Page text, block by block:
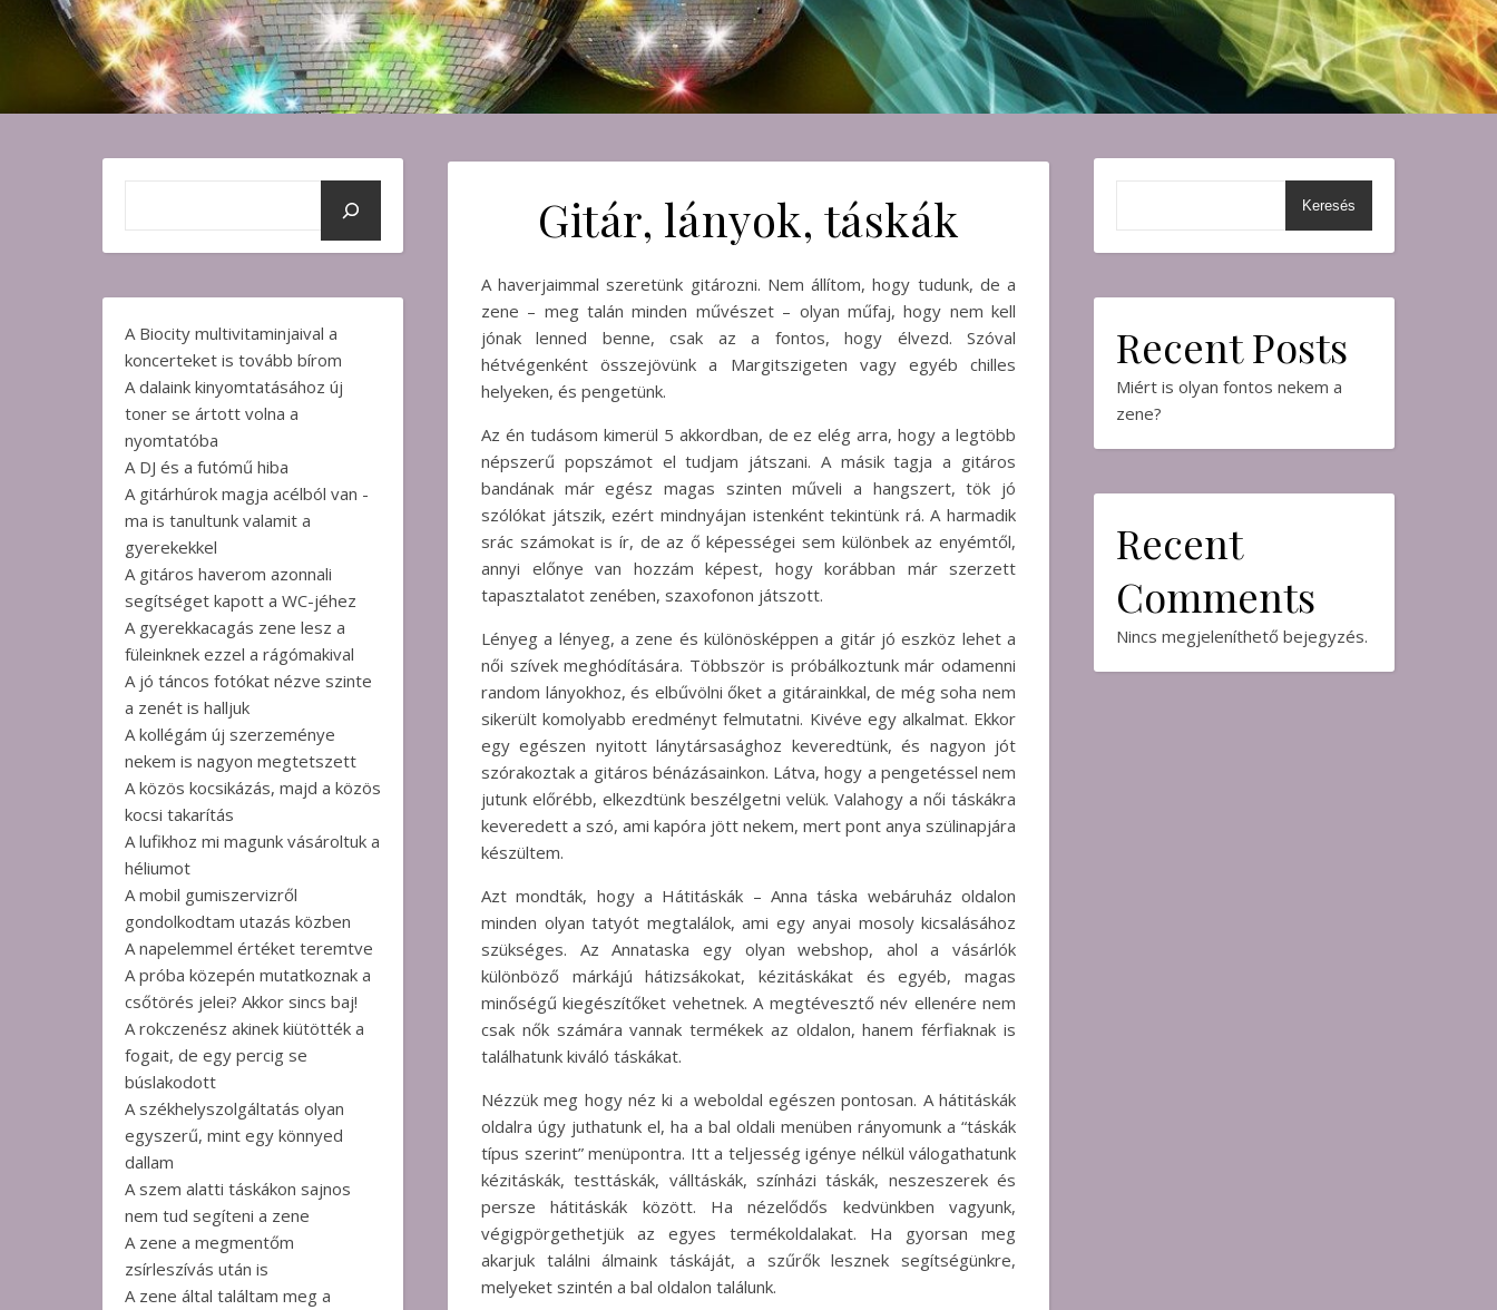
A Biocity multivitaminjaival a
koncerteket is tovább bírom
A dalaink kinyomtatásához új
toner se ártott volna a
nyomtatóba
A DJ és a futómű hiba
A gitárhúrok magja acélból van -
ma is tanultunk valamit a
gyerekekkel
A gitáros haverom azonnali
segítséget kapott a WC-jéhez
A gyerekkacagás zene lesz a
füleinknek ezzel a rágómakival
A jó táncos fotókat nézve szinte
a zenét is halljuk
A kollégám új szerzeménye
nekem is nagyon megtetszett
A közös kocsikázás, majd a közös
kocsi takarítás
A lufikhoz mi magunk vásároltuk a
héliumot
A mobil gumiszervizről
gondolkodtam utazás közben
A napelemmel értéket teremtve
A próba közepén mutatkoznak a
csőtörés jelei? Akkor sincs baj!
A rokczenész akinek kiütötték a
fogait, de egy percig se
búslakodott
A székhelyszolgáltatás olyan
egyszerű, mint egy könnyed
dallam
A szem alatti táskákon sajnos
nem tud segíteni a zene
A zene a megmentőm
zsírleszívás után is
A zene által találtam meg a
Gitár, lányok, táskák
A haverjaimmal szeretünk gitározni. Nem állítom, hogy tudunk, de a
zene – meg talán minden művészet – olyan műfaj, hogy nem kell
jónak lenned benne, csak az a fontos, hogy élvezd. Szóval
hétvégenként összejövünk a Margitszigeten vagy egyéb chilles
helyeken, és pengetünk.
Az én tudásom kimerül 5 akkordban, de ez elég arra, hogy a legtöbb
népszerű popszámot el tudjam játszani. A másik tagja a gitáros
bandának már egész magas szinten műveli a hangszert, tök jó
szólókat játszik, ezért mindnyájan istenként tekintünk rá. A harmadik
srác számokat is ír, de az ő képességei sem különbek az enyémtől,
annyi előnye van hozzám képest, hogy korábban már szerzett
tapasztalatot zenében, szaxofonon játszott.
Lényeg a lényeg, a zene és különösképpen a gitár jó eszköz lehet a
női szívek meghódítására. Többször is próbálkoztunk már odamenni
random lányokhoz, és elbűvölni őket a gitárainkkal, de még soha nem
sikerült komolyabb eredményt felmutatni. Kivéve egy alkalmat. Ekkor
egy egészen nyitott lánytársasághoz keveredtünk, és nagyon jót
szórakoztak a gitáros bénázásainkon. Látva, hogy a pengetéssel nem
jutunk előrébb, elkezdtünk beszélgetni velük. Valahogy a női táskákra
keveredett a szó, ami kapóra jött nekem, mert pont anya szülinapjára
készültem.
Azt mondták, hogy a Hátitáskák – Anna táska webáruház oldalon
minden olyan tatyót megtalálok, ami egy anyai mosoly kicsalásához
szükséges. Az Annataska egy olyan webshop, ahol a vásárlók
különböző márkájú hátizsákokat, kézitáskákat és egyéb, magas
minőségű kiegészítőket vehetnek. A megtévesztő név ellenére nem
csak nők számára vannak termékek az oldalon, hanem férfiaknak is
találhatunk kiváló táskákat.
Nézzük meg hogy néz ki a weboldal egészen pontosan. A hátitáskák
oldalra úgy juthatunk el, ha a bal oldali menüben rányomunk a “táskák
típus szerint” menüpontra. Itt a teljesség igénye nélkül válogathatunk
kézitáskák, testtáskák, válltáskák, színházi táskák, neszeszerek és
persze hátitáskák között. Ha nézelődős kedvünkben vagyunk,
végigpörgethetjük az egyes termékoldalakat. Ha gyorsan meg
akarjuk találni álmaink táskáját, a szűrők lesznek segítségünkre,
melyeket szintén a bal oldalon találunk.
Keresés
Recent Posts
Miért is olyan fontos nekem a
zene?
Recent
Comments
Nincs megjeleníthető bejegyzés.